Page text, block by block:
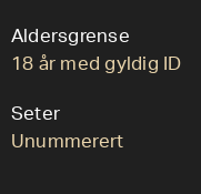
Aldersgrense
18 år med gyldig ID
Seter
Unummerert